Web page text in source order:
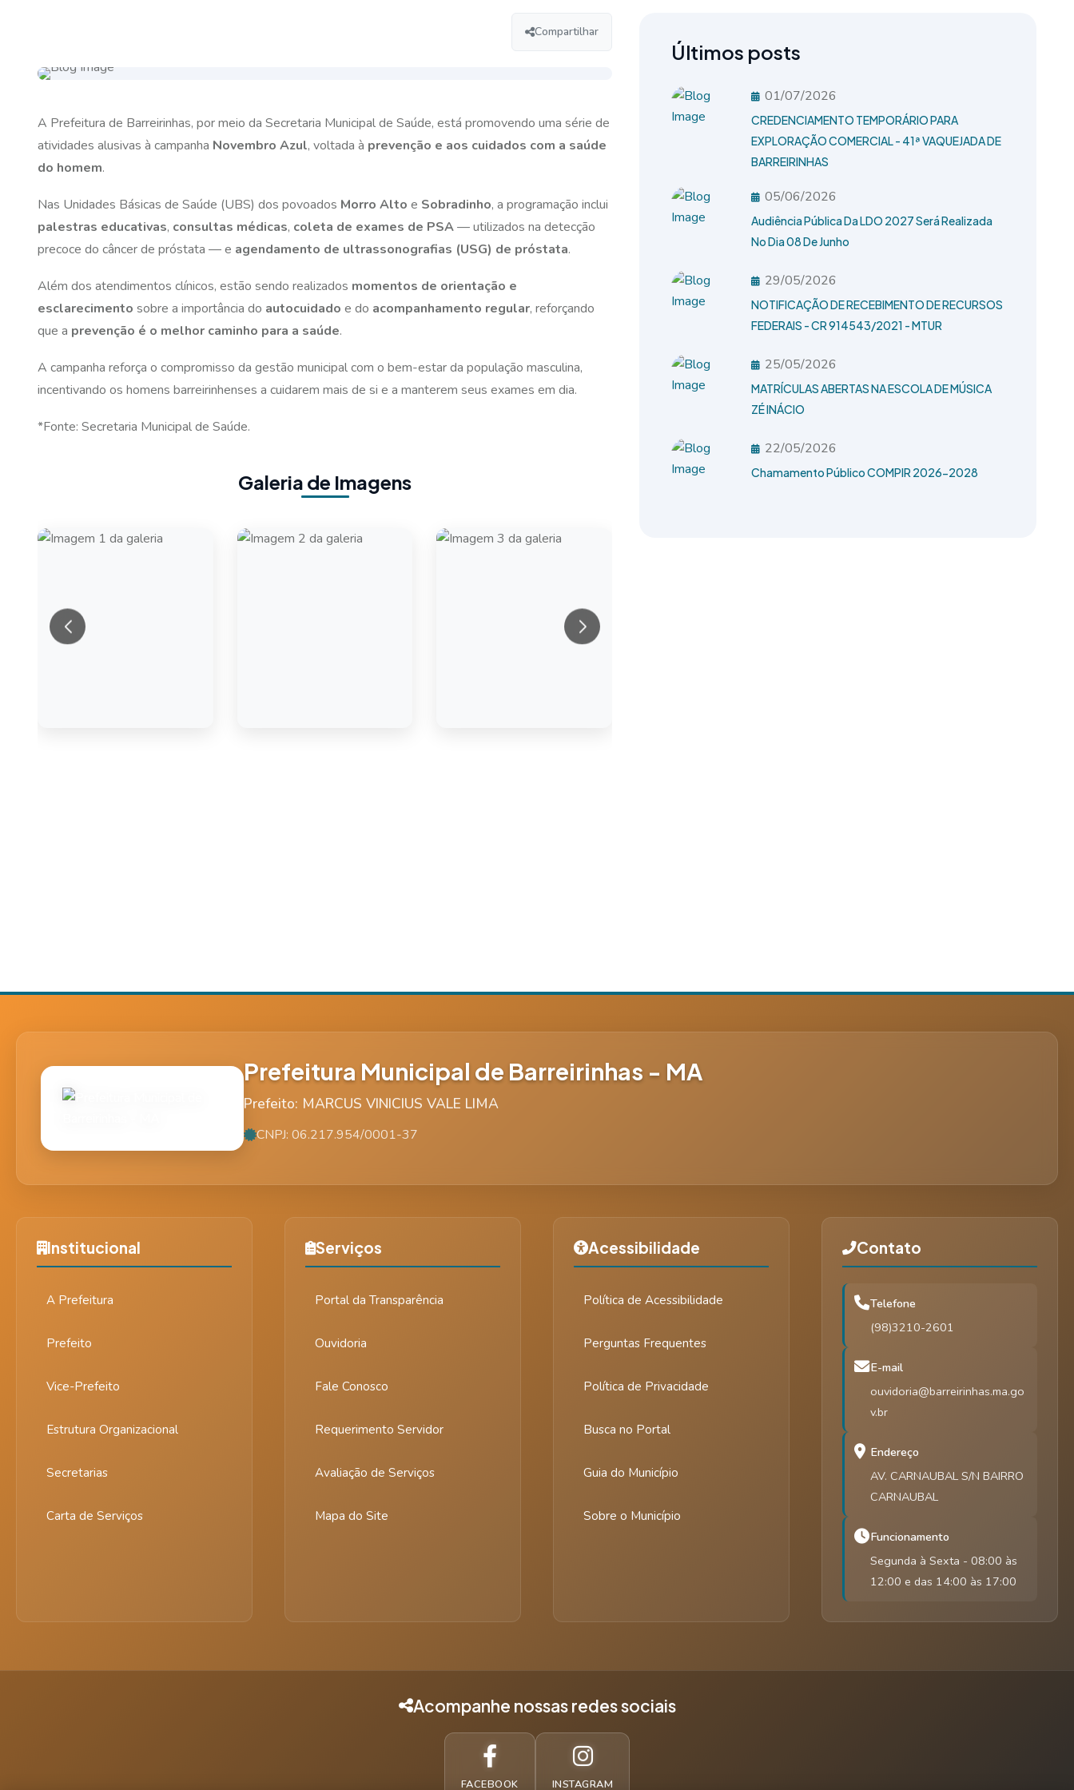
Compartilhar
A Prefeitura de Barreirinhas, por meio da Secretaria Municipal de Saúde, está promovendo uma série de
atividades alusivas à campanha Novembro Azul, voltada à prevenção e aos cuidados com a saúde
do homem.
Nas Unidades Básicas de Saúde (UBS) dos povoados Morro Alto e Sobradinho, a programação inclui
palestras educativas, consultas médicas, coleta de exames de PSA— utilizados na detecção
precoce do câncer de próstata — e agendamento de ultrassonografias (USG) de próstata.
Além dos atendimentos clínicos, estão sendo realizados momentos de orientação e
esclarecimento sobre a importância do autocuidado e do acompanhamento regular, reforçando
que a prevenção é o melhor caminho para a saúde.
A campanha reforça o compromisso da gestão municipal com o bem-estar da população masculina,
incentivando os homens barreirinhenses a cuidarem mais de si e a manterem seus exames em dia.
*Fonte: Secretaria Municipal de Saúde.
Galeria de Imagens
Últimos posts
01/07/2026
CREDENCIAMENTO TEMPORÁRIO PARA
EXPLORAÇÃO COMERCIAL - 41ª VAQUEJADA DE
BARREIRINHAS
05/06/2026
Audiência Pública Da LDO 2027 Será Realizada
No Dia 08 De Junho
29/05/2026
NOTIFICAÇÃO DE RECEBIMENTO DE RECURSOS
FEDERAIS - CR 914543/2021 - MTUR
25/05/2026
MATRÍCULAS ABERTAS NA ESCOLA DE MÚSICA
ZÉ INÁCIO
22/05/2026
Chamamento Público COMPIR 2026-2028
Prefeitura Municipal de Barreirinhas - MA
Prefeito: MARCUS VINICIUS VALE LIMA
CNPJ: 06.217.954/0001-37
Institucional
A Prefeitura
Prefeito
Vice-Prefeito
Estrutura Organizacional
Secretarias
Carta de Serviços
Serviços
Portal da Transparência
Ouvidoria
Fale Conosco
Requerimento Servidor
Avaliação de Serviços
Mapa do Site
Acessibilidade
Política de Acessibilidade
Perguntas Frequentes
Política de Privacidade
Busca no Portal
Guia do Município
Sobre o Município
Contato
Telefone
(98)3210-2601
E-mail
ouvidoria@barreirinhas.ma.go
v.br
Endereço
AV. CARNAUBAL S/N BAIRRO
CARNAUBAL
Funcionamento
Segunda à Sexta - 08:00 às
12:00 e das 14:00 às 17:00
Acompanhe nossas redes sociais
FACEBOOK INSTAGRAM